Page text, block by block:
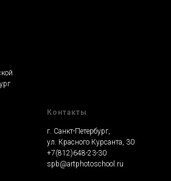
Контакты
г. Санкт-Петербург,
ул. Красного Курсанта, 30
+7(812)648-23-30
spb@artphotoschool.ru